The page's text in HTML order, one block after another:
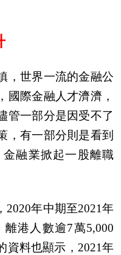
，世界一流的金融公
國際金融人才濟濟，
管一部分是因受不了
，有一部分則是看到
融業掀起一股離職
2020年中期至2021年
港人數逾7萬5,000
資料也顯示，2021年